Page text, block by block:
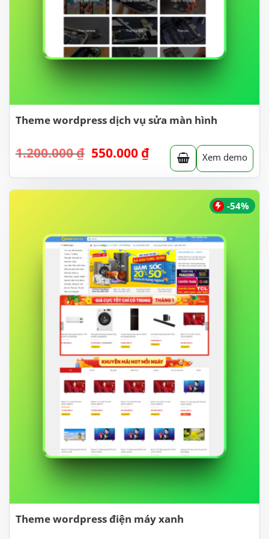
Theme wordpress dịch vụ sửa màn hình
1.200.000₫ Giá
là:
1.200.000 ₫.
550.000 ₫Giá
hiện
tại
là:
Xem demo
-54%
Theme wordpress điện máy xanh